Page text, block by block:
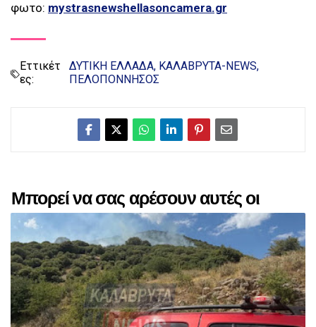
φωτο: mystrasnewshellasoncamera.gr
Εττικέτ
ες:
ΔΥΤΙΚΗ ΕΛΛΑΔΑ ΚΑΛΑΒΡΥΤΑ-NEWS
ΠΕΛΟΠΟΝΝΗΣΟΣ
Μπορεί να σας αρέσουν αυτές οι
αναρτήσεις